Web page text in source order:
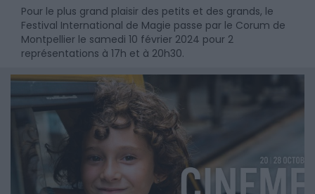
Pour le plus grand plaisir des petits et des grands, le
Festival International de Magie passe par le Corum de
Montpellier le samedi 10 février 2024 pour 2
représentations à 17h et à 20h30.